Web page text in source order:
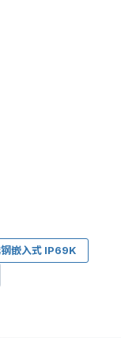
嵌入式 IP69K